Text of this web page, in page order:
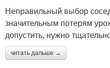
Неправильный выбор
значительным потерям
допустить, нужно
читать дальше →